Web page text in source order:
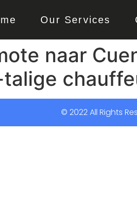
Our Services
naar
© 2022 All Rights